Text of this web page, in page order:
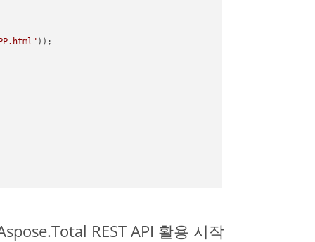
REST API 활용 시작